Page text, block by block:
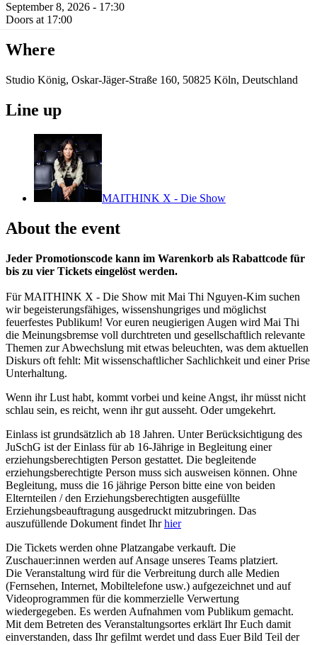
September 8, 2026 - 17:30
Doors at 17:00
Where
Studio König, Oskar-Jäger-Straße 160, 50825 Köln, Deutschland
Line up
MAITHINK X - Die Show
About the event
Jeder Promotionscode kann im Warenkorb als Rabattcode für
bis zu vier Tickets eingelöst werden.
Für MAITHINK X - Die Show mit Mai Thi Nguyen-Kim suchen
wir begeisterungsfähiges, wissenshungriges und möglichst
feuerfestes Publikum! Vor euren neugierigen Augen wird Mai Thi
die Meinungsbremse voll durchtreten und gesellschaftlich relevante
Themen zur Abwechslung mit etwas beleuchten, was dem aktuellen
Diskurs oft fehlt: Mit wissenschaftlicher Sachlichkeit und einer Prise
Unterhaltung.
Wenn ihr Lust habt, kommt vorbei und keine Angst, ihr müsst nicht
schlau sein, es reicht, wenn ihr gut ausseht. Oder umgekehrt.
Einlass ist grundsätzlich ab 18 Jahren. Unter Berücksichtigung des
JuSchG ist der Einlass für ab 16-Jährige in Begleitung einer
erziehungsberechtigten Person gestattet. Die begleitende
erziehungsberechtigte Person muss sich ausweisen können. Ohne
Begleitung, muss die 16 jährige Person bitte eine von beiden
Elternteilen / den Erziehungsberechtigten ausgefüllte
Erziehungsbeauftragung ausgedruckt mitzubringen. Das
auszufüllende Dokument findet Ihrhier
Die Tickets werden ohne Platzangabe verkauft. Die
Zuschauer:innen werden auf Ansage unseres Teams platziert.
Die Veranstaltung wird für die Verbreitung durch alle Medien
(Fernsehen, Internet, Mobiltelefone usw.) aufgezeichnet und auf
Videoprogrammen für die kommerzielle Verwertung
wiedergegeben. Es werden Aufnahmen vom Publikum gemacht.
Mit dem Betreten des Veranstaltungsortes erklärt Ihr Euch damit
einverstanden, dass Ihr gefilmt werdet und dass Euer Bild Teil der